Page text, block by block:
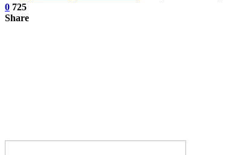
0 725
Share